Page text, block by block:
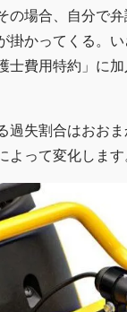
の場合、自分で
掛かってくる。
士費用特約」に
過失割合はおお
よって変化しま